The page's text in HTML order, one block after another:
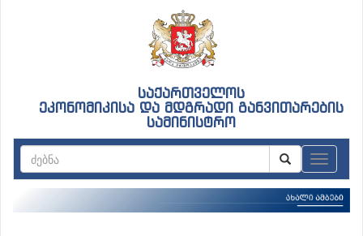
საქართველოს
ეკონომიკისა და მდგრადი განვითარების
სამინისტრო